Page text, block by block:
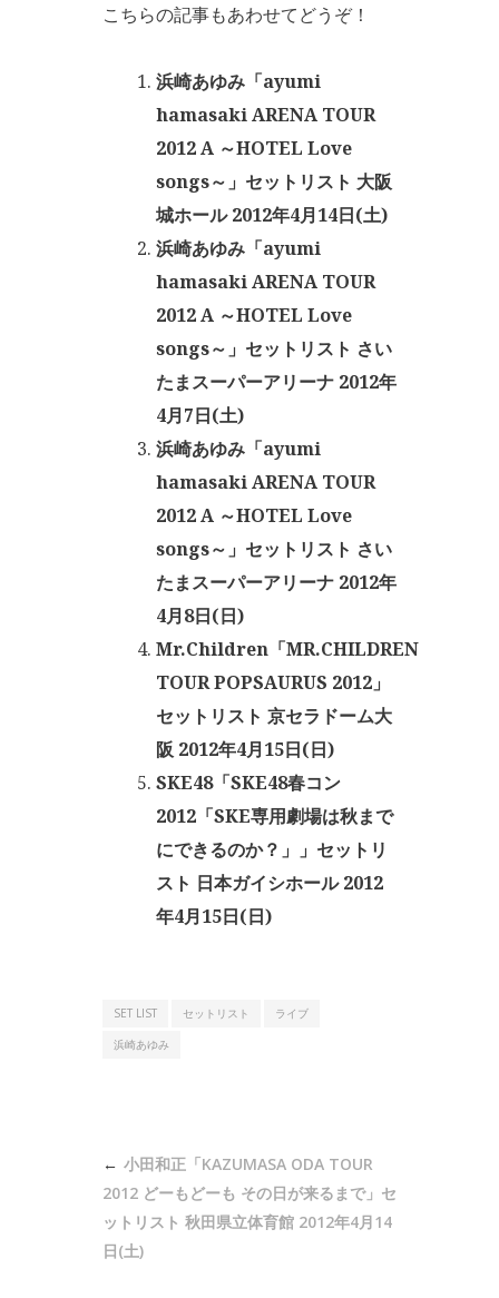
こちらの記事もあわせてどうぞ！
浜崎あゆみ「ayumi
hamasaki ARENA TOUR
2012 A ～HOTEL Love
songs～」セットリスト 大阪
城ホール 2012年4月14日(土)
浜崎あゆみ「ayumi
hamasaki ARENA TOUR
2012 A ～HOTEL Love
songs～」セットリスト さい
たまスーパーアリーナ 2012年
4月7日(土)
浜崎あゆみ「ayumi
hamasaki ARENA TOUR
2012 A ～HOTEL Love
songs～」セットリスト さい
たまスーパーアリーナ 2012年
4月8日(日)
Mr.Children「MR.CHILDREN
TOUR POPSAURUS 2012」
セットリスト 京セラドーム大
阪 2012年4月15日(日)
SKE48「SKE48春コン
2012「SKE専用劇場は秋まで
にできるのか？」」セットリ
スト 日本ガイシホール 2012
年4月15日(日)
SET LIST セットリスト
ライブ
浜崎あゆみ
小田和正「KAZUMASA ODA TOUR
2012 どーもどーも その日が来るまで」セ
ットリスト 秋田県立体育館 2012年4月14
日(土)